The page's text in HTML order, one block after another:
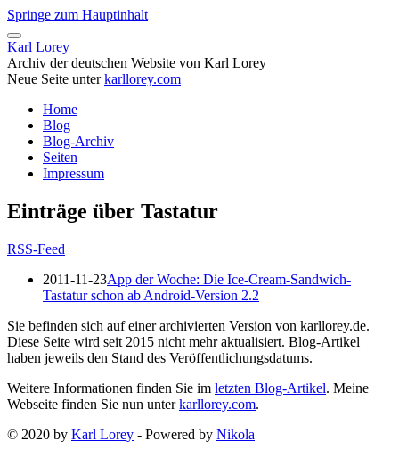
Springe zum Hauptinhalt
Karl Lorey
Archiv der deutschen Website von Karl Lorey
Neue Seite unterkarllorey.com
Home
Blog
Blog-Archiv
Seiten
Impressum
Einträge über Tastatur
RSS-Feed
2011-11-23App der Woche: Die Ice-Cream-Sandwich-
Tastatur schon ab Android-Version 2.2
Sie befinden sich auf einer archivierten Version von karllorey.de.
Diese Seite wird seit 2015 nicht mehr aktualisiert. Blog-Artikel
haben jeweils den Stand des Veröffentlichungsdatums.
Weitere Informationen finden Sie im letzten Blog-Artikel. Meine
Webseite finden Sie nun unterkarllorey.com.
© 2020 by Karl Lorey - Powered by Nikola